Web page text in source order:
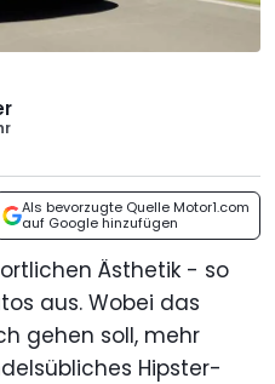
Als bevorzugte Quelle Motor1.com
auf Google hinzufügen
Ästhetik - so
aus. Wobei das
gehen soll, mehr
Hipster-